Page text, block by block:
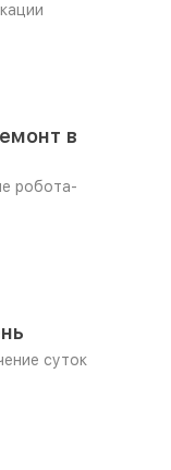
в
робота-
суток